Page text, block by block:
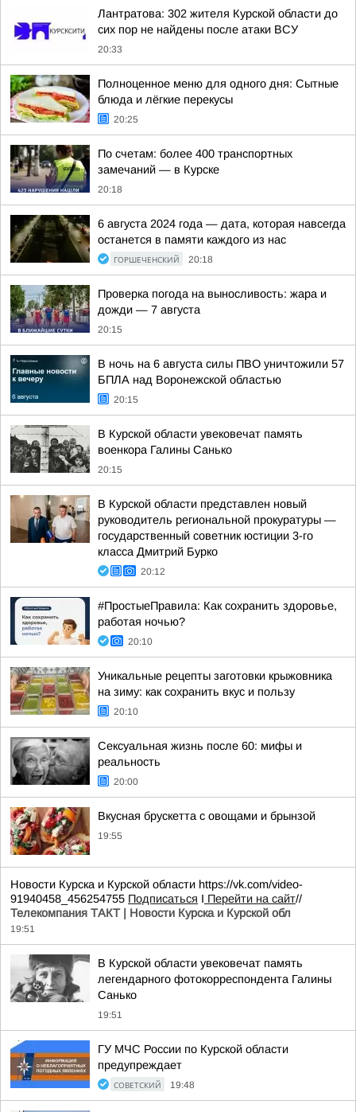
Лантратова: 302 жителя Курской области до
сих пор не найдены после атаки ВСУ
20:33
Полноценное меню для одного дня: Сытные
блюда и лёгкие перекусы
20:25
По счетам: более 400 транспортных
замечаний — в Курске
20:18
6 августа 2024 года — дата, которая навсегда
останется в памяти каждого из нас
ГОРШЕЧЕНСКИЙ 20:18
Проверка погода на выносливость: жара и
дожди — 7 августа
20:15
В ночь на 6 августа силы ПВО уничтожили 57
БПЛА над Воронежской областью
20:15
В Курской области увековечат память
военкора Галины Санько
20:15
В Курской области представлен новый
руководитель региональной прокуратуры —
государственный советник юстиции 3-го
класса Дмитрий Бурко
20:12
#ПростыеПравила: Как сохранить здоровье,
работая ночью?
20:10
Уникальные рецепты заготовки крыжовника
на зиму: как сохранить вкус и пользу
20:10
Сексуальная жизнь после 60: мифы и
реальность
20:00
Вкусная брускетта с овощами и брынзой
19:55
Новости Курска и Курской области https://vk.com/video-
91940458_456254755 Подписаться I Перейти на сайт//
Телекомпания ТАКТ | Новости Курска и Курской обл
19:51
В Курской области увековечат память
легендарного фотокорреспондента Галины
Санько
19:51
ГУ МЧС России по Курской области
предупреждает
СОВЕТСКИЙ 19:48